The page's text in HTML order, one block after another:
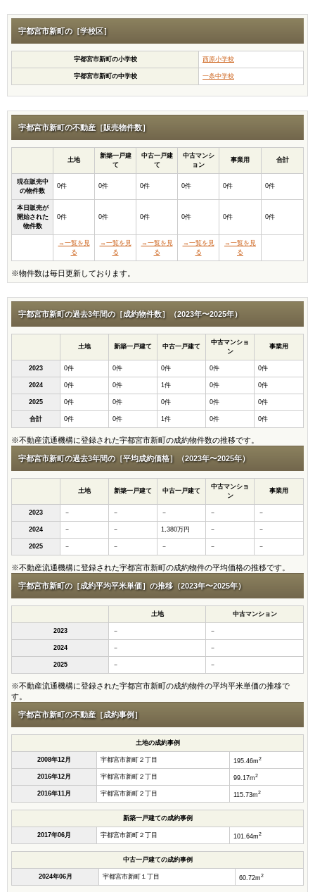
宇都宮市新町の［学校区］
宇都宮市新町の小学校 西原小学校
宇都宮市新町の中学校 一条中学校
宇都宮市新町の不動産［販売物件数］
土地
新築一戸建
て
中古一戸建
て
中古マンシ
ョン
事業用 合計
現在販売中
の物件数
0件 0件 0件 0件 0件 0件
本日販売が
開始された
物件数
0件 0件 0件 0件 0件 0件
→一覧を見
る
→一覧を見
る
→一覧を見
る
→一覧を見
る
→一覧を見
る
※物件数は毎日更新しております。
宇都宮市新町の過去3年間の［成約物件数］（2023年〜2025年）
土地 新築一戸建て 中古一戸建て
中古マンショ
ン
事業用
2023 0件 0件 0件 0件 0件
2024 0件 0件 1件 0件 0件
2025 0件 0件 0件 0件 0件
合計 0件 0件 1件 0件 0件
※不動産流通機構に登録された宇都宮市新町の成約物件数の推移です。
宇都宮市新町の過去3年間の［平均成約価格］（2023年〜2025年）
土地 新築一戸建て 中古一戸建て
中古マンショ
ン
事業用
2023 － － － － －
2024 － － 1,380万円 － －
2025 － － － － －
※不動産流通機構に登録された宇都宮市新町の成約物件の平均価格の推移です。
宇都宮市新町の［成約平均平米単価］の推移（2023年〜2025年）
土地 中古マンション
2023 － －
2024 － －
2025 － －
※不動産流通機構に登録された宇都宮市新町の成約物件の平均平米単価の推移で
す。
宇都宮市新町の不動産［成約事例］
土地の成約事例
2008年12月 宇都宮市新町２丁目 195.46m2
2016年12月 宇都宮市新町２丁目 99.17m2
2016年11月 宇都宮市新町２丁目 115.73m2
新築一戸建ての成約事例
2017年06月 宇都宮市新町２丁目 101.64m2
中古一戸建ての成約事例
2024年06月 宇都宮市新町１丁目 60.72m2